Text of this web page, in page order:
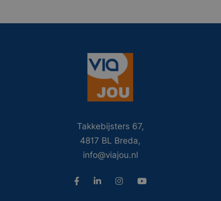
Takkebijsters 67,
4817 BL Breda,
info@viajou.nl